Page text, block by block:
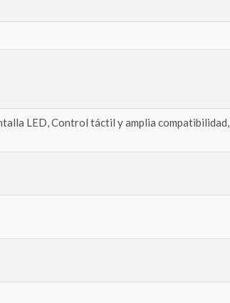
LED, Control táctil y amplia